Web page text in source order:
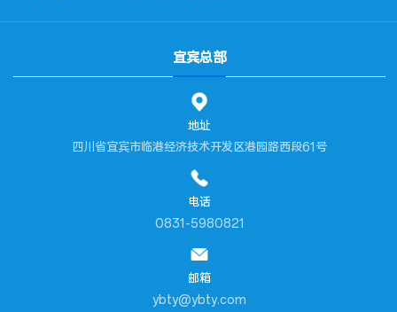
宜宾总部
地址
四川省宜宾市临港经济技术开发区港园路西段61号
电话
0831-5980821
邮箱
ybty@ybty.com